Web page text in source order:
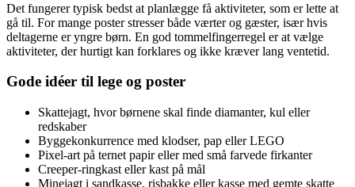
Det fungerer typisk bedst at planlægge få aktiviteter, som er lette at
gå til. For mange poster stresser både værter og gæster, især hvis
deltagerne er yngre børn. En god tommelfingerregel er at vælge
aktiviteter, der hurtigt kan forklares og ikke kræver lang ventetid.
Gode idéer til lege og poster
Skattejagt, hvor børnene skal finde diamanter, kul eller
redskaber
Byggekonkurrence med klodser, pap eller LEGO
Pixel-art på ternet papir eller med små farvede firkanter
Creeper-ringkast eller kast på mål
Minejagt i sandkasse, risbakke eller kasse med gemte skatte